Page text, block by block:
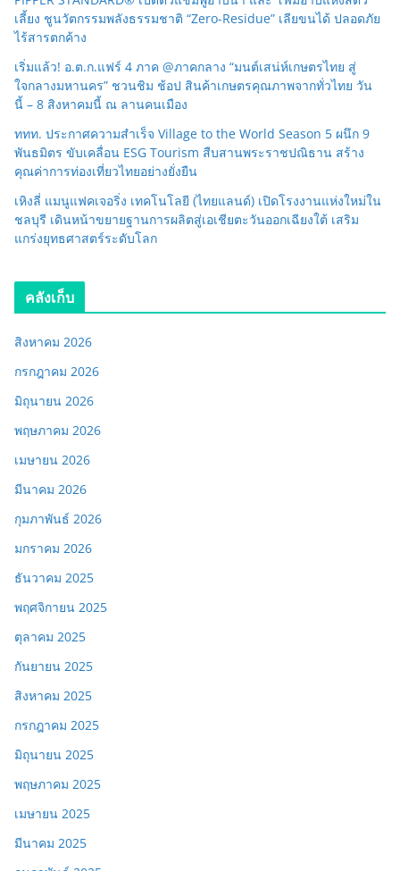
เลี้ยง ชูนวัตกรรมพลังธรรมชาติ “Zero-Residue” เลียขนได้ ปลอดภัย
ไร้สารตกค้าง
เริ่มแล้ว! อ.ต.ก.แฟร์ 4 ภาค @ภาคกลาง “มนต์เสน่ห์เกษตรไทย สู่
ใจกลางมหานคร” ชวนชิม ช้อป สินค้าเกษตรคุณภาพจากทั่วไทย วัน
นี้ – 8 สิงหาคมนี้ ณ ลานคนเมือง
ททท. ประกาศความสำเร็จ Village to the World Season 5 ผนึก 9
พันธมิตร ขับเคลื่อน ESG Tourism สืบสานพระราชปณิธาน สร้าง
คุณค่าการท่องเที่ยวไทยอย่างยั่งยืน
เหิงลี่ แมนูแฟคเจอริ่ง เทคโนโลยี (ไทยแลนด์) เปิดโรงงานแห่งใหม่ใน
ชลบุรี เดินหน้าขยายฐานการผลิตสู่เอเชียตะวันออกเฉียงใต้ เสริม
แกร่งยุทธศาสตร์ระดับโลก
คลังเก็บ
สิงหาคม 2026
กรกฎาคม 2026
มิถุนายน 2026
พฤษภาคม 2026
เมษายน 2026
มีนาคม 2026
กุมภาพันธ์ 2026
มกราคม 2026
ธันวาคม 2025
พฤศจิกายน 2025
ตุลาคม 2025
กันยายน 2025
สิงหาคม 2025
กรกฎาคม 2025
มิถุนายน 2025
พฤษภาคม 2025
เมษายน 2025
มีนาคม 2025